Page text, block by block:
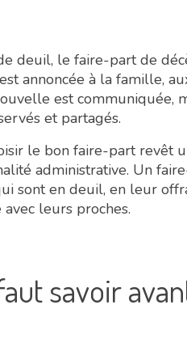
deuil, le faire-part de
annoncée à la famille,
est communiquée,
et partagés.
le bon faire-part revêt
administrative. Un
sont en deuil, en leur
leurs proches.
savoir